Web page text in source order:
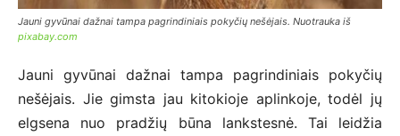
Jauni gyvūnai dažnai tampa pagrindiniais pokyčių nešėjais. Nuotrauka iš
pixabay.com
Jauni gyvūnai dažnai tampa pagrindiniais pokyčių
nešėjais. Jie gimsta jau kitokioje aplinkoje, todėl jų
elgsena nuo pradžių būna lankstesnė. Tai leidžia